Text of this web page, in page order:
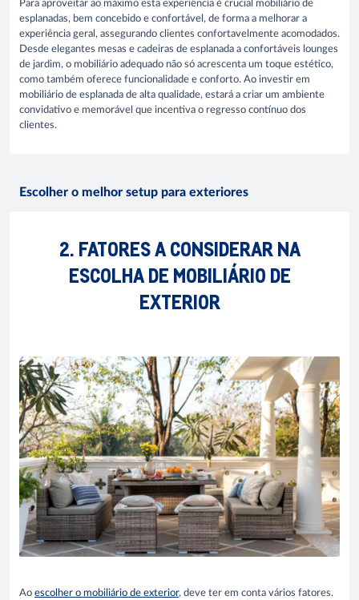
Para aproveitar ao máximo esta experiência é crucial mobiliário de
esplanadas, bem concebido e confortável, de forma a melhorar a
experiência geral, assegurando clientes confortavelmente acomodados.
Desde elegantes mesas e cadeiras de esplanada a confortáveis lounges
de jardim, o mobiliário adequado não só acrescenta um toque estético,
como também oferece funcionalidade e conforto. Ao investir em
mobiliário de esplanada de alta qualidade, estará a criar um ambiente
convidativo e memorável que incentiva o regresso contínuo dos
clientes.
Escolher o melhor setup para exteriores
2. FATORES A CONSIDERAR NA
ESCOLHA DE MOBILIÁRIO DE
EXTERIOR
Ao escolher o mobiliário de exterior, deve ter em conta vários fatores.